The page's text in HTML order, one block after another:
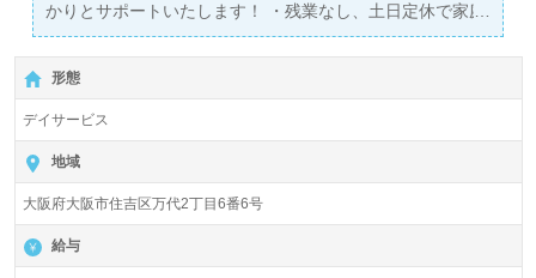
かりとサポートいたします！ ・残業なし、土日定休で家庭
との両立も可能！
形態
デイサービス
地域
大阪府大阪市住吉区万代2丁目6番6号
給与